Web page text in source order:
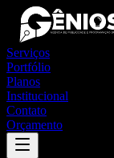
Serviços
Portfólio
Planos
Institucional
Contato
Orçamento